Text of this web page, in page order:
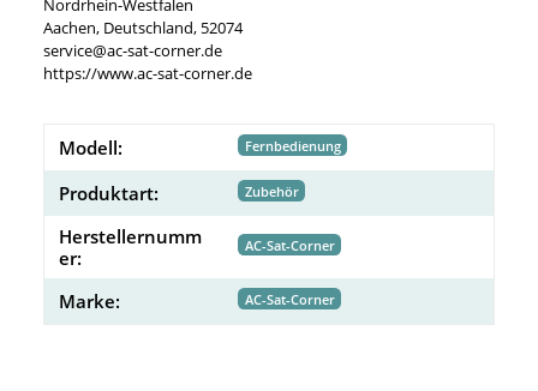
Nordrhein-Westfalen
Aachen, Deutschland, 52074
service@ac-sat-corner.de
https://www.ac-sat-corner.de
Modell: Fernbedienung
Produktart: Zubehör
Herstellernumm
er:
AC-Sat-Corner
Marke: AC-Sat-Corner